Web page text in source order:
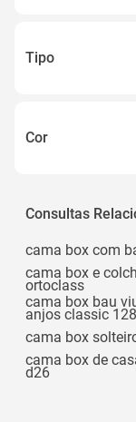
Tipo
Cor
Bege
Branca
Branco
Ver todos
Consultas
cama box com
cama box e
ortoclass
cama box bau
anjos classic
cama box
cama box de
d26